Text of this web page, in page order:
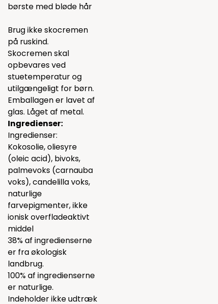
børste med bløde hår
Brug ikke skocremen
på ruskind.
Skocremen skal
opbevares ved
stuetemperatur og
utilgængeligt for børn.
Emballagen er lavet af
glas. Låget af metal.
Ingredienser:
Ingredienser:
Kokosolie, oliesyre
(oleic acid), bivoks,
palmevoks (carnauba
voks), candelilla voks,
naturlige
farvepigmenter, ikke
ionisk overfladeaktivt
middel
38% af ingredienserne
er fra økologisk
landbrug.
100% af ingredienserne
er naturlige.
Indeholder ikke udtræk